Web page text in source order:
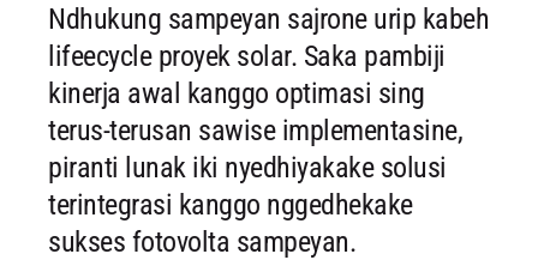
Ndhukung sampeyan sajrone urip kabeh
lifeecycle proyek solar. Saka pambiji
kinerja awal kanggo optimasi sing
terus-terusan sawise implementasine,
piranti lunak iki nyedhiyakake solusi
terintegrasi kanggo nggedhekake
sukses fotovolta sampeyan.